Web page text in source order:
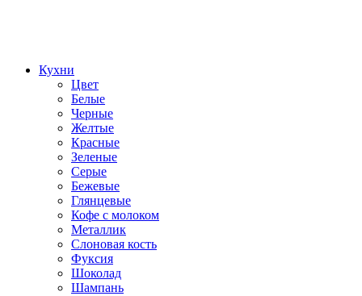
Кухни
Цвет
Белые
Черные
Желтые
Красные
Зеленые
Серые
Бежевые
Глянцевые
Кофе с молоком
Металлик
Слоновая кость
Фуксия
Шоколад
Шампань